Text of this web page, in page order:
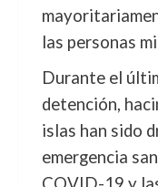
las personas
Durante el
detención,
islas han sido
emergencia